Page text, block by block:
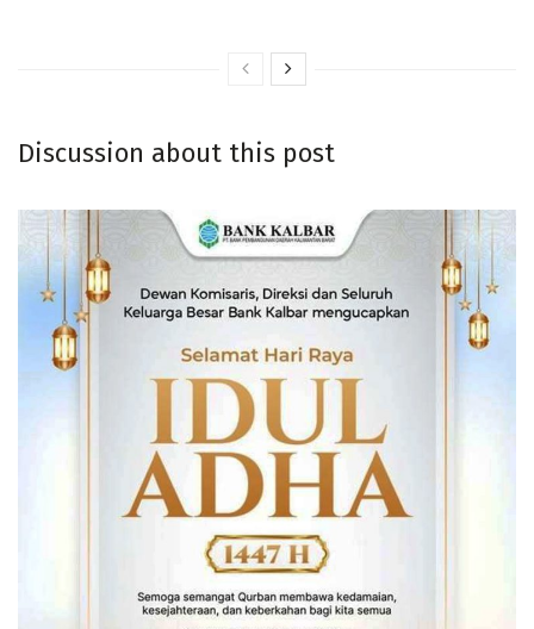
Discussion about this post